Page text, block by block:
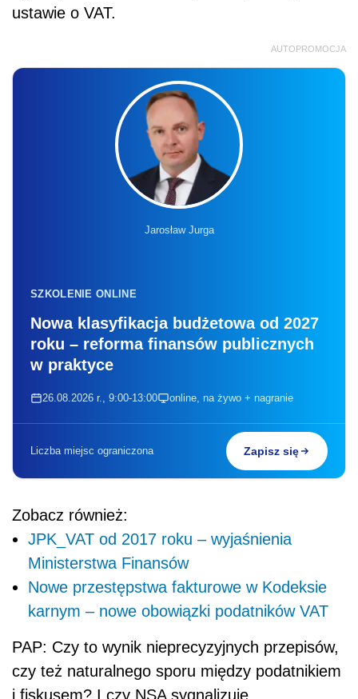
ustawie o VAT.
AUTOPROMOCJA
Jarosław Jurga
SZKOLENIE ONLINE
Nowa klasyfikacja budżetowa od 2027
roku – reforma finansów publicznych
w praktyce
26.08.2026 r., 9:00-13:00 online, na żywo + nagranie
Liczba miejsc ograniczona Zapisz się
Zobacz również:
JPK_VAT od 2017 roku – wyjaśnienia
Ministerstwa Finansów
Nowe przestępstwa fakturowe w Kodeksie
karnym – nowe obowiązki podatników VAT
PAP: Czy to wynik nieprecyzyjnych przepisów,
czy też naturalnego sporu między podatnikiem
i fiskusem? I czy NSA sygnalizuje